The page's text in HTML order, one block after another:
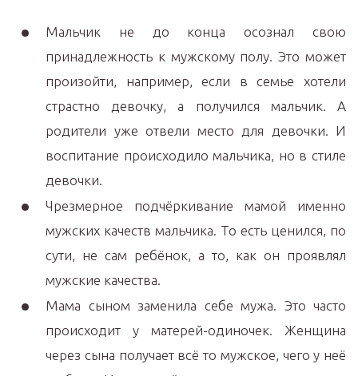
Мальчик не до конца осознал свою
принадлежность к мужскому полу. Это может
произойти, например, если в семье хотели
страстно девочку, а получился мальчик. А
родители уже отвели место для девочки. И
воспитание происходило мальчика, но в стиле
девочки.
Чрезмерное подчёркивание мамой именно
мужских качеств мальчика. То есть ценился, по
сути, не сам ребёнок, а то, как он проявлял
мужские качества.
Мама сыном заменила себе мужа. Это часто
происходит у матерей-одиночек. Женщина
через сына получает всё то мужское, чего у неё